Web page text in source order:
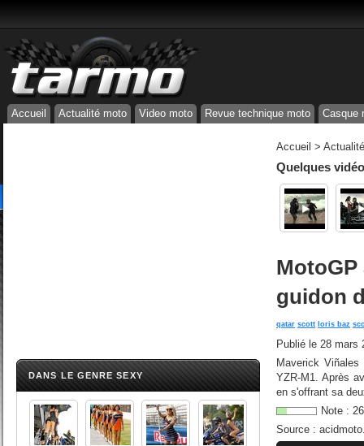
Accueil Actualité moto Video moto Revue technique moto Casque
DANS LE GENRE SEXY
Accueil >
Quelques
MotoGP
guidon
qatar scott loris baz
Publié le 28 mars
Maverick
YZR-M1. Après
en s'offrant sa
Note : 26
Source :